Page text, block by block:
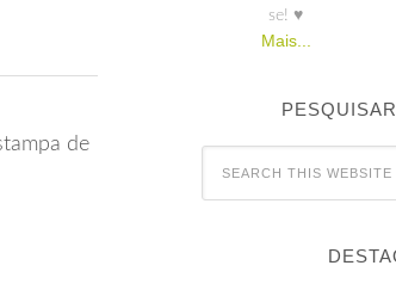
de
se! ♥
Mais...